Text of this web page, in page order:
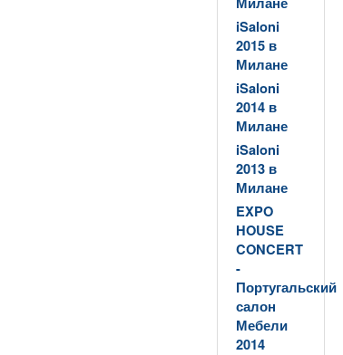
iSaloni
2015 в
Милане
iSaloni
2014 в
Милане
iSaloni
2013 в
Милане
EXPO
HOUSE
CONCERT
-
Португальский
салон
Мебели
2014